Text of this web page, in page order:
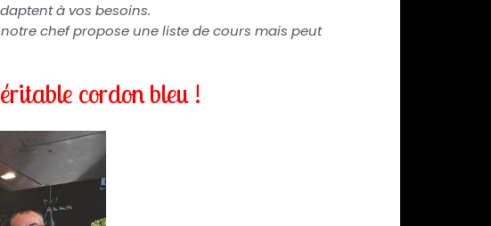
à vos besoins.
chef propose une liste de cours mais peut
cordon bleu !